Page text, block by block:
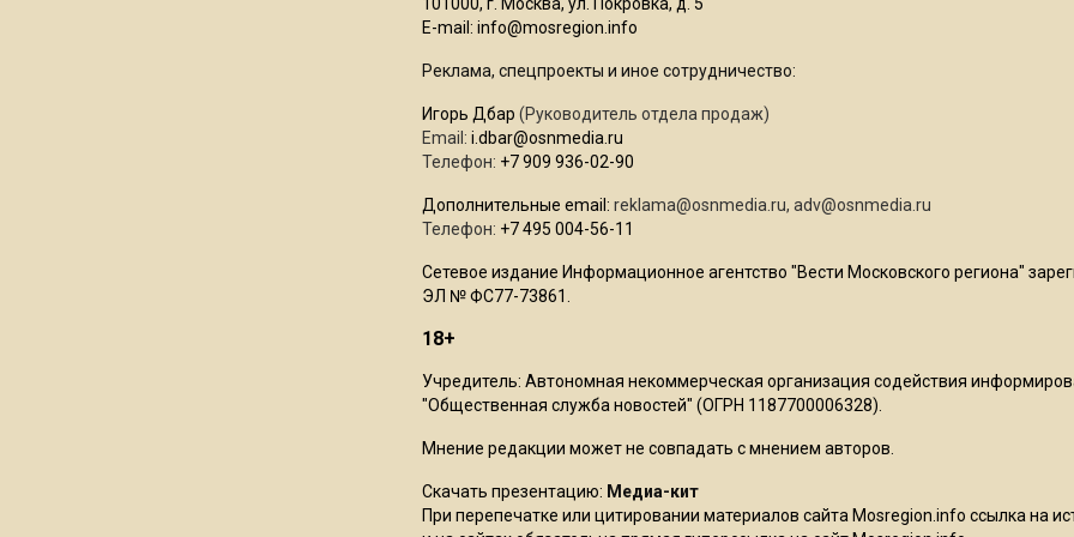
E-mail: info@mosregion.info
Реклама, спецпроекты и иное сотрудничество:
Игорь Дбар (Руководитель отдела продаж)
Email: i.dbar@osnmedia.ru
Телефон: +7 909 936-02-90
Дополнительные email: reklama@osnmedia.ru, adv@osnmedia.ru
Телефон: +7 495 004-56-11
Сетевое издание Информационное агентство "Вести Московского региона"
ЭЛ № ФС77-73861.
18+
Учредитель: Автономная некоммерческая организация содействия
"Общественная служба новостей" (ОГРН 1187700006328).
Мнение редакции может не совпадать с мнением авторов.
Скачать презентацию: Медиа-кит
При перепечатке или цитировании материалов сайта Mosregion.info ссылка на